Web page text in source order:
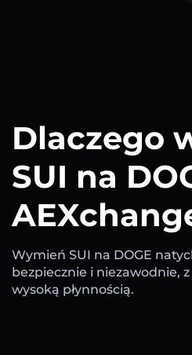
Dlaczego
SUI na
Wymień SUI na DOGE
bezpiecznie i niezawodnie,
wysoką płynnością.